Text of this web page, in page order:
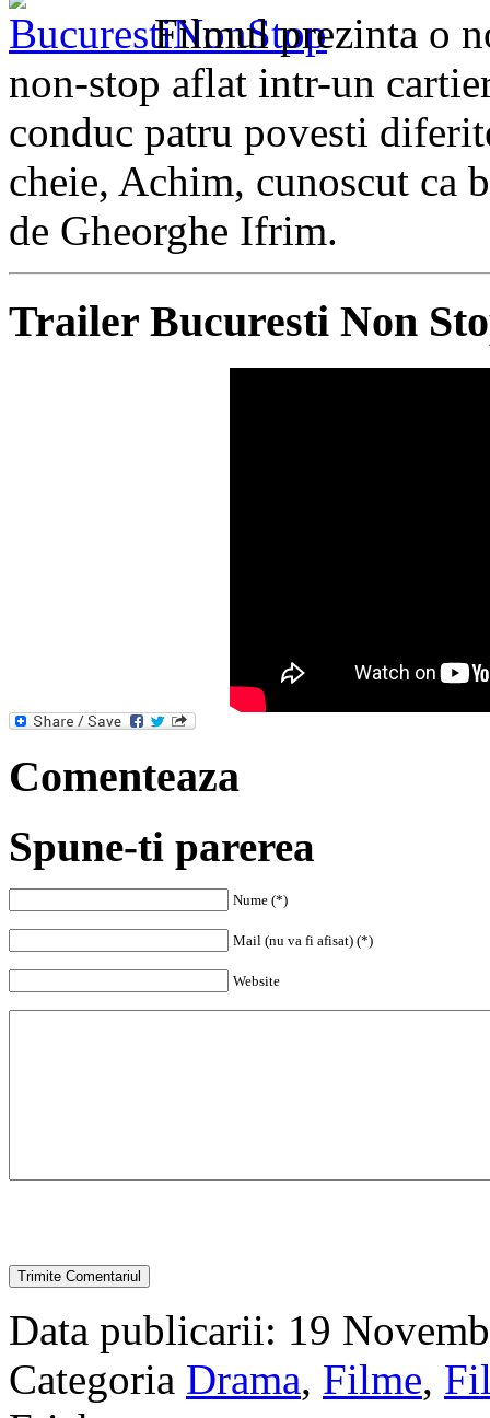
Filmul prezinta o
non-stop aflat intr-un
conduc patru povesti
cheie, Achim, cunoscut ca
de Gheorghe Ifrim.
Trailer Bucuresti Non
Comenteaza
Spune-ti parerea
Nume (*)
Mail (nu va fi afisat) (*)
Website
Data publicarii: 19
Categoria Drama, Filme,